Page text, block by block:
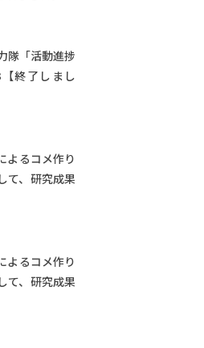
隊「活動進捗
終了しまし
よるコメ作り
て、研究成果
よるコメ作り
て、研究成果